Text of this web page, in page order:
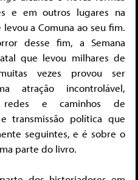
e em outros lugares na
a Comuna ao seu fim.
desse fim, a Semana
que levou milhares de
vezes provou ser
atração incontrolável,
redes e caminhos de
transmissão política que
seguintes, e é sobre o
parte do livro.